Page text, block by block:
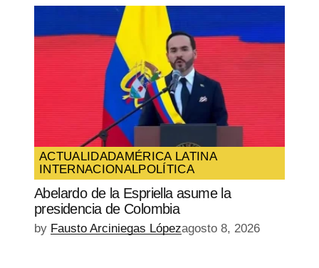
ACTUALIDADAMÉRICA LATINA
INTERNACIONALPOLÍTICA
Abelardo de la Espriella asume la
presidencia de Colombia
by Fausto Arciniegas Lópezagosto 8, 2026